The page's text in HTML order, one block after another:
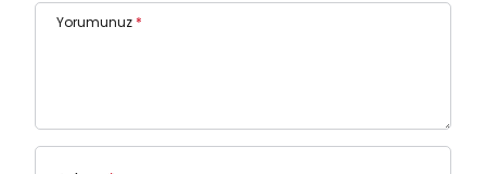
Yorumunuz *